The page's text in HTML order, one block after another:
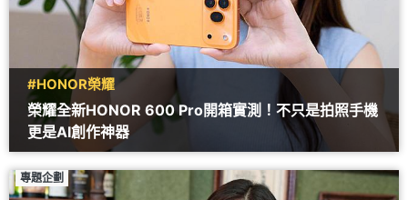
#HONOR榮耀
榮耀全新HONOR 600 Pro開箱實測！不只是拍照手機
更是AI創作神器
專題企劃